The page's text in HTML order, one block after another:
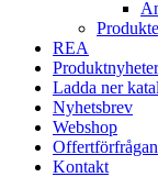
REA
Produktnyheter
Ladda ner
Nyhetsbrev
Webshop
Offertförfrågan
Kontakt